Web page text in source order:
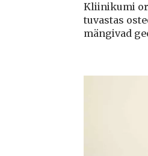
Kliinikumi
tuvastas
mängivad